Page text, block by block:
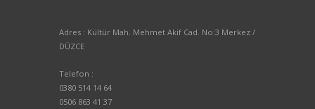
Adres : Kültür Mah. Mehmet Akif Cad. No:3 Merkez /
DÜZCE
Telefon :
0380 514 14 64
0506 863 41 37